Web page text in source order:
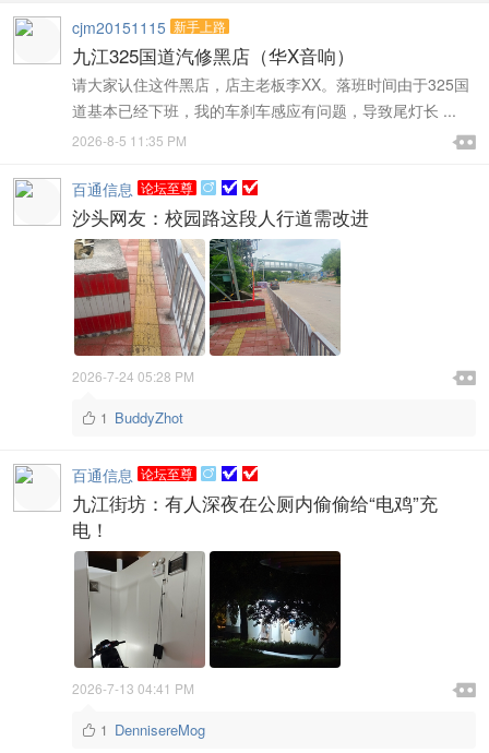
cjm20151115 新手上路
九江325国道汽修黑店（华X音响）
请大家认住这件黑店，店主老板李XX。落班时间由于325国
道基本已经下班，我的车刹车感应有问题，导致尾灯长 ...

2026-8-5 11:35 PM 
百通信息 论坛至尊 
沙头网友：校园路这段人行道需改进

2026-7-24 05:28 PM 
 1 BuddyZhot
百通信息 论坛至尊 
九江街坊：有人深夜在公厕内偷偷给“电鸡”充
电！

2026-7-13 04:41 PM 
 1 DennisereMog